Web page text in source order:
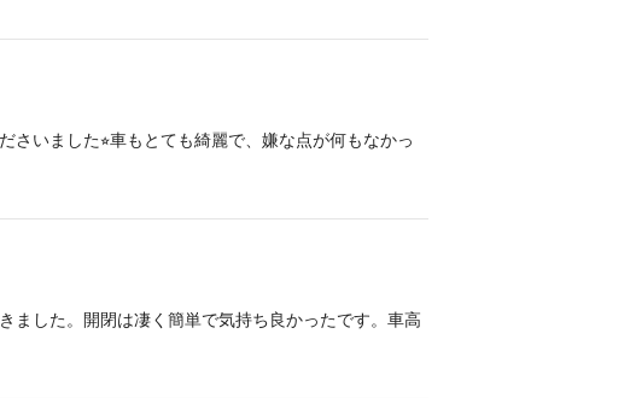
いました⭐︎車もとても綺麗で、嫌な点が何もなかっ
ました。開閉は凄く簡単で気持ち良かったです。車高